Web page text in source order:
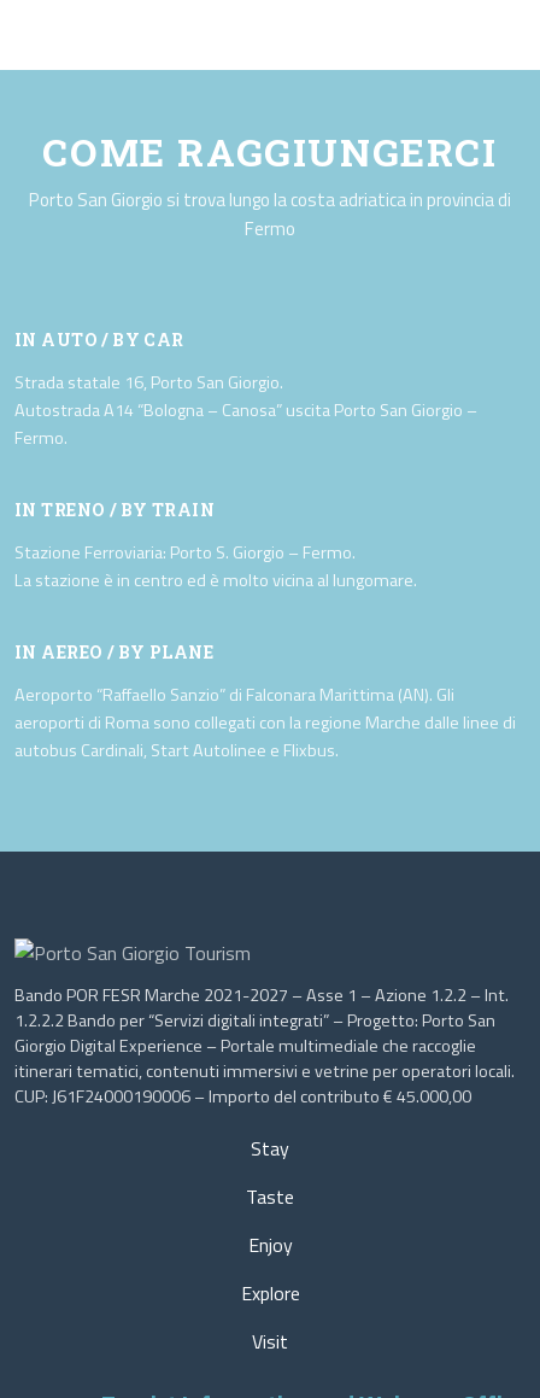
COME RAGGIUNGERCI
Porto San Giorgio si trova lungo la costa adriatica in provincia di
Fermo
IN AUTO / BY CAR
Strada statale 16, Porto San Giorgio.
Autostrada A14 “Bologna – Canosa” uscita Porto San Giorgio –
Fermo.
IN TRENO / BY TRAIN
Stazione Ferroviaria: Porto S. Giorgio – Fermo.
La stazione è in centro ed è molto vicina al lungomare.
IN AEREO / BY PLANE
Aeroporto “Raffaello Sanzio” di Falconara Marittima (AN). Gli
aeroporti di Roma sono collegati con la regione Marche dalle linee di
autobus Cardinali, Start Autolinee e Flixbus.
Bando POR FESR Marche 2021-2027 – Asse 1 – Azione 1.2.2 – Int.
1.2.2.2 Bando per “Servizi digitali integrati” – Progetto: Porto San
Giorgio Digital Experience – Portale multimediale che raccoglie
itinerari tematici, contenuti immersivi e vetrine per operatori locali.
CUP: J61F24000190006 – Importo del contributo € 45.000,00
Stay
Taste
Enjoy
Explore
Visit